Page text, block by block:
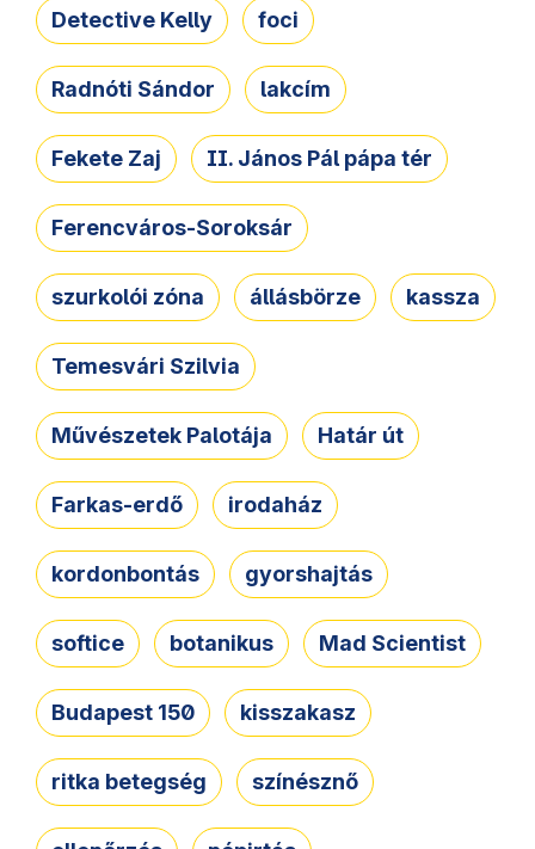
Detective Kelly foci
Radnóti Sándor lakcím
Fekete Zaj II. János Pál pápa tér
Ferencváros-Soroksár
szurkolói zóna állásbörze kassza
Temesvári Szilvia
Művészetek Palotája Határ út
Farkas-erdő irodaház
kordonbontás gyorshajtás
softice botanikus Mad Scientist
Budapest 150 kisszakasz
ritka betegség színésznő